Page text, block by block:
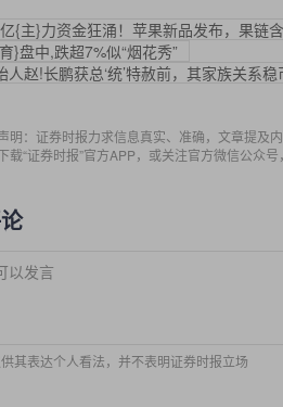
{主}力资金狂涌！苹果新品发布，果链
}盘中,跌超7%似“烟花秀”
人赵!长鹏获总‘统’特赦前，其家族关系
明：证券时报力求信息真实、准确，文章提及
载“证券时报”官方APP，或关注官方微信公众
以发言
其表达个人看法，并不表明证券时报立场